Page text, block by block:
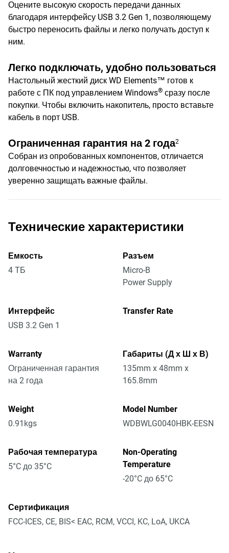
Оцените высокую скорость передачи данных
благодаря интерфейсу USB 3.2 Gen 1, позволяющему
быстро переносить файлы и легко получать доступ к
ним.
Легко подключать, удобно пользоваться
Настольный жесткий диск WD Elements™ готов к
работе с ПК под управлением Windows® сразу после
покупки. Чтобы включить накопитель, просто вставьте
кабель в порт USB.
Ограниченная гарантия на 2 года2
Собран из опробованных компонентов, отличается
долговечностью и надежностью, что позволяет
уверенно защищать важные файлы.
Технические характеристики
Емкость
4 ТБ
Разъем
Micro-B
Power Supply
Интерфейс
USB 3.2 Gen 1
Transfer Rate
Warranty
Ограниченная гарантия
на 2 года
Габариты (Д х Ш х В)
135mm x 48mm x
165.8mm
Weight
0.91kgs
Model Number
WDBWLG0040HBK-EESN
Рабочая температура
5°C до 35°C
Non-Operating
Temperature
-20°C до 65°C
Сертификация
FCC-ICES, CE, BIS< EAC, RCM, VCCI, KC, LoA, UKCA